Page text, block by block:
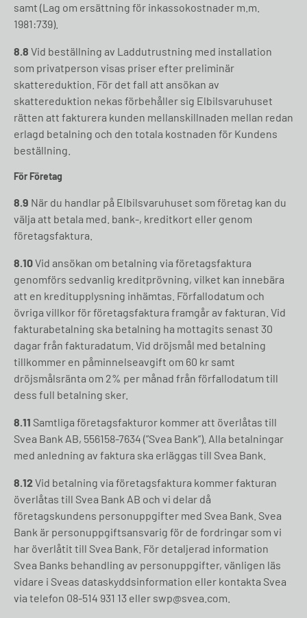
samt (Lag om ersättning för inkassokostnader m.m.
1981:739).
8.8 Vid beställning av Laddutrustning med installation
som privatperson visas priser efter preliminär
skattereduktion. För det fall att ansökan av
skattereduktion nekas förbehåller sig Elbilsvaruhuset
rätten att fakturera kunden mellanskillnaden mellan redan
erlagd betalning och den totala kostnaden för Kundens
beställning.
För Företag
8.9 När du handlar på Elbilsvaruhuset som företag kan du
välja att betala med. bank-, kreditkort eller genom
företagsfaktura.
8.10Vid ansökan om betalning via företagsfaktura
genomförs sedvanlig kreditprövning, vilket kan innebära
att en kreditupplysning inhämtas. Förfallodatum och
övriga villkor för företagsfaktura framgår av fakturan. Vid
fakturabetalning ska betalning ha mottagits senast 30
dagar från fakturadatum. Vid dröjsmål med betalning
tillkommer en påminnelseavgift om 60 kr samt
dröjsmålsränta om 2% per månad från förfallodatum till
dess full betalning sker.
8.11 Samtliga företagsfakturor kommer att överlåtas till
Svea Bank AB, 556158-7634 (”Svea Bank”). Alla betalningar
med anledning av faktura ska erläggas till Svea Bank.
8.12Vid betalning via företagsfaktura kommer fakturan
överlåtas till Svea Bank AB och vi delar då
företagskundens personuppgifter med Svea Bank. Svea
Bank är personuppgiftsansvarig för de fordringar som vi
har överlåtit till Svea Bank. För detaljerad information
Svea Banks behandling av personuppgifter, vänligen läs
vidare i Sveas dataskyddsinformation eller kontakta Svea
via telefon 08-514 931 13 eller swp@svea.com.